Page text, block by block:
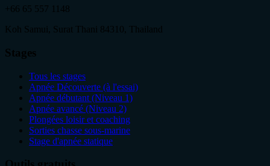
+66 65 557 1148
Koh Samui, Surat Thani 84310, Thailand
Stages
Tous les stages
Apnée Découverte (à l'essai)
Apnée débutant (Niveau 1)
Apnée avancé (Niveau 2)
Plongées loisir et coaching
Sorties chasse sous-marine
Stage d'apnée statique